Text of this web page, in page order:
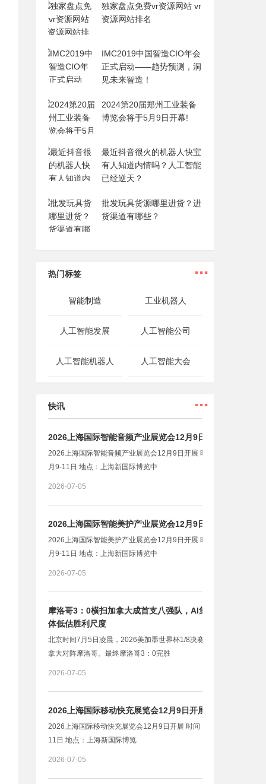
独家盘点免费vr资源网站 vr
资源网站排名
IMC2019中国智造CIO年会
正式启动——趋势预测，洞
见未来智造！
2024第20届郑州工业装备
博览会将于5月9日开幕!
最近抖音很火的机器人快宝
有人知道内情吗？人工智能
已经逆天？
批发玩具货源哪里进货？进
货渠道有哪些？
热门标签 ...
智能制造 工业机器人
人工智能发展 人工智能公司
人工智能机器人 人工智能大会
快讯 ...
2026上海国际智能音频产业展览会12月9日开展
2026上海国际智能音频产业展览会12月9日开展 时间：2026年12
月9-11日 地点：上海新国际博览中
2026-07-05
2026上海国际智能美护产业展览会12月9日开展
2026上海国际智能美护产业展览会12月9日开展 时间：2026年12
月9-11日 地点：上海新国际博览中
2026-07-05
摩洛哥3：0横扫加拿大成首支八强队，AI集体看好却集
体低估胜利尺度
北京时间7月5日凌晨，2026美加墨世界杯1/8决赛迎来焦点战，加
拿大对阵摩洛哥。最终摩洛哥3：0完胜
2026-07-05
2026上海国际移动快充展览会12月9日开展
2026上海国际移动快充展览会12月9日开展 时间：2026年12月9-
11日 地点：上海新国际博览
2026-07-05